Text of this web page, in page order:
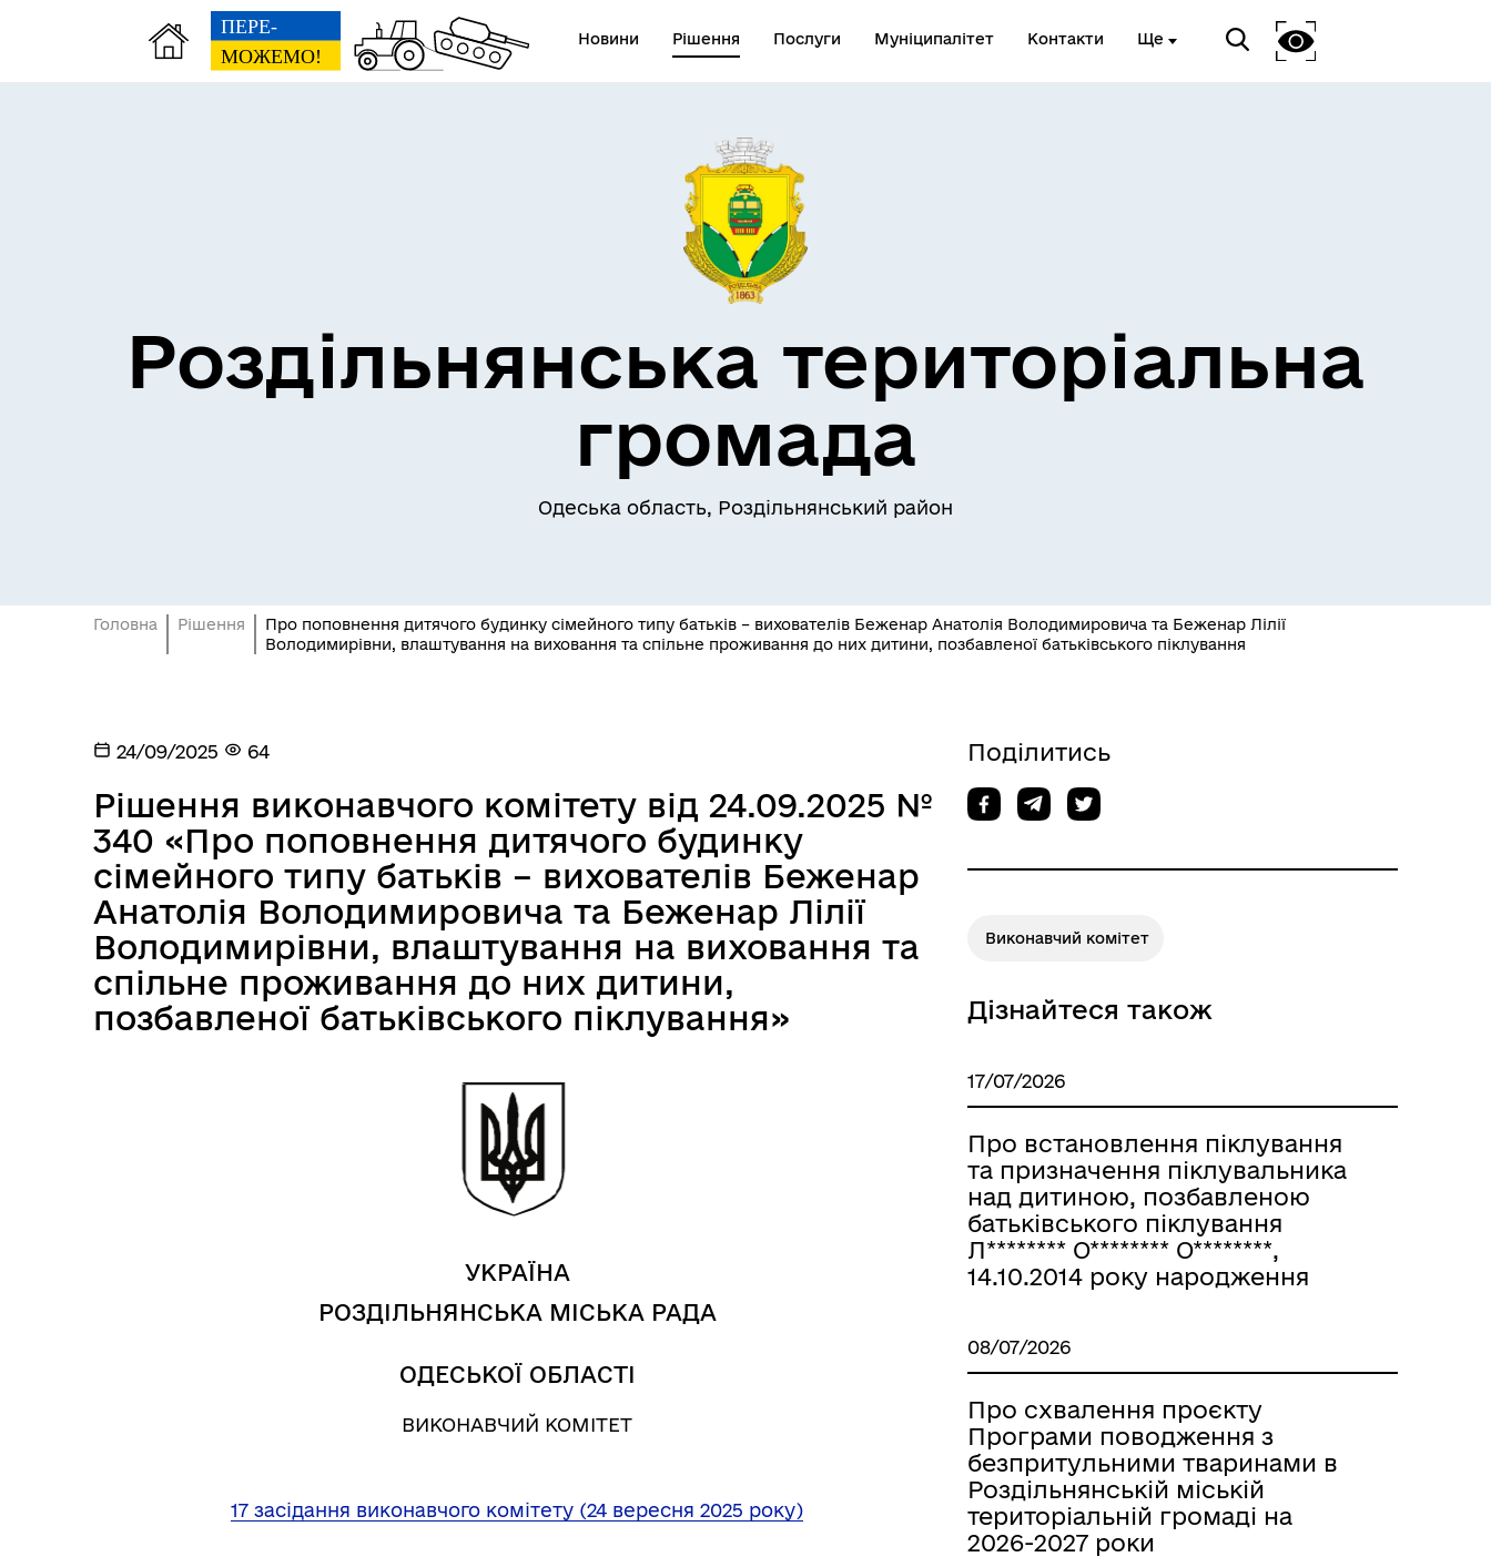
Новини Рішення Послуги Муніципалітет Контакти Ще
Рада безбар’єрності
Книга пам'яті полеглих за
Україну
Роздільна
Розклад автобусів Роздільна-
Лиманське
Роздільнянська територіальна
громада
Одеська область, Роздільнянський район
Головна Рішення
Про поповнення дитячого будинку сімейного типу батьків – вихователів Беженар Анатолія Володимировича та Беженар Лілії
Володимирівни, влаштування на виховання та спільне проживання до них дитини, позбавленої батьківського піклування
24/09/2025 64
Рішення виконавчого комітету від 24.09.2025 №
340 «Про поповнення дитячого будинку
сімейного типу батьків – вихователів Беженар
Анатолія Володимировича та Беженар Лілії
Володимирівни, влаштування на виховання та
спільне проживання до них дитини,
позбавленої батьківського піклування»
УКРАЇНА
РОЗДІЛЬНЯНСЬКА МІСЬКА РАДА
ОДЕСЬКОЇ ОБЛАСТІ
ВИКОНАВЧИЙ КОМІТЕТ
17 засідання виконавчого комітету (24 вересня 2025 року)
Поділитись
Виконавчий комітет
Дізнайтеся також
17/07/2026
Про встановлення піклування
та призначення піклувальника
над дитиною, позбавленою
батьківського піклування
Л******** О******** О********,
14.10.2014 року народження
08/07/2026
Про схвалення проєкту
Програми поводження з
безпритульними тваринами в
Роздільнянській міській
територіальній громаді на
2026-2027 роки